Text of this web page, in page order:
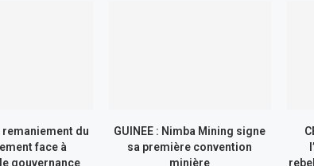
remaniement du
face à
gouvernance
GUINEE : Nimba Mining signe
sa première convention
minière